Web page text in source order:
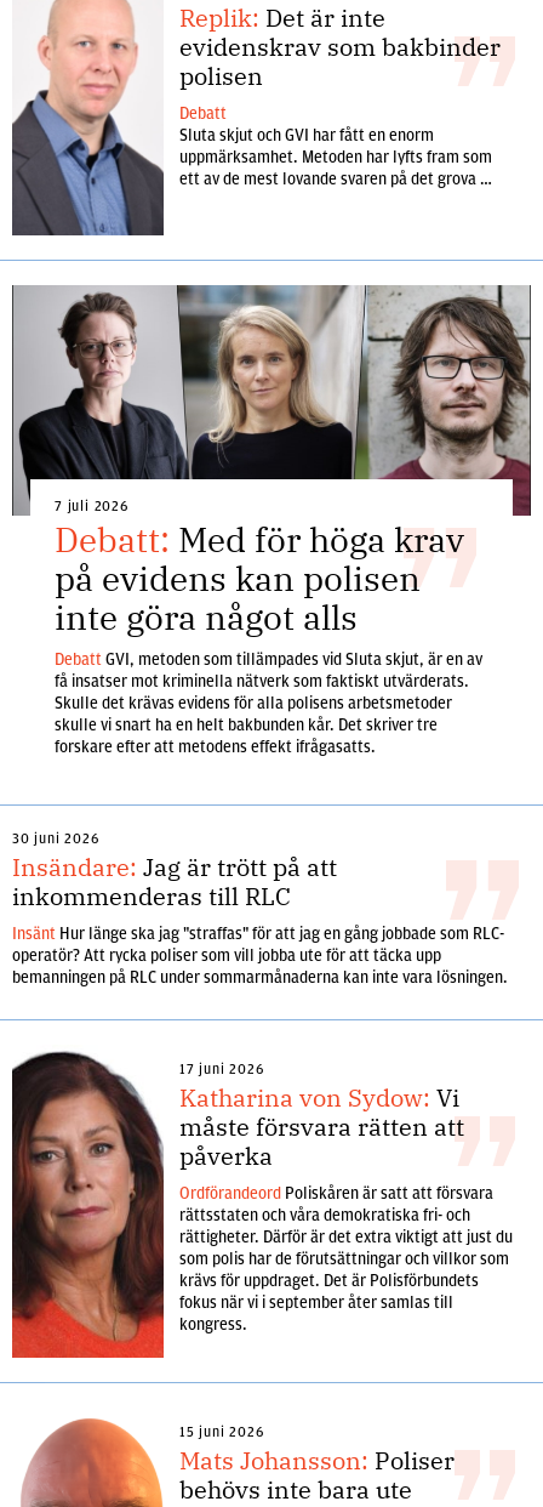
Replik: Det är inte
evidenskrav som bakbinder
polisen
Debatt
Sluta skjut och GVI har fått en enorm
uppmärksamhet. Metoden har lyfts fram som
ett av de mest lovande svaren på det grova …
7 juli 2026
Debatt: Med för höga krav
på evidens kan polisen
inte göra något alls
Debatt GVI, metoden som tillämpades vid Sluta skjut, är en av
få insatser mot kriminella nätverk som faktiskt utvärderats.
Skulle det krävas evidens för alla polisens arbetsmetoder
skulle vi snart ha en helt bakbunden kår. Det skriver tre
forskare efter att metodens effekt ifrågasatts.
30 juni 2026
Insändare: Jag är trött på att
inkommenderas till RLC
Insänt Hur länge ska jag "straffas" för att jag en gång jobbade som RLC-
operatör? Att rycka poliser som vill jobba ute för att täcka upp
bemanningen på RLC under sommarmånaderna kan inte vara lösningen.
17 juni 2026
Katharina von Sydow: Vi
måste försvara rätten att
påverka
Ordförandeord Poliskåren är satt att försvara
rättsstaten och våra demokratiska fri- och
rättigheter. Därför är det extra viktigt att just du
som polis har de förutsättningar och villkor som
krävs för uppdraget. Det är Polisförbundets
fokus när vi i september åter samlas till
kongress.
15 juni 2026
Mats Johansson: Poliser
behövs inte bara ute